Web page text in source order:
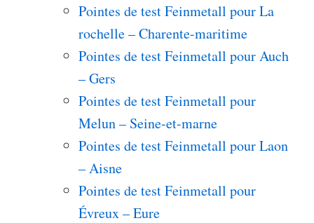
Pointes de test Feinmetall pour La
rochelle – Charente-maritime
Pointes de test Feinmetall pour Auch
– Gers
Pointes de test Feinmetall pour
Melun – Seine-et-marne
Pointes de test Feinmetall pour Laon
– Aisne
Pointes de test Feinmetall pour
Évreux – Eure